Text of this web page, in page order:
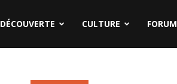
DÉCOUVERTE CULTURE FORUM